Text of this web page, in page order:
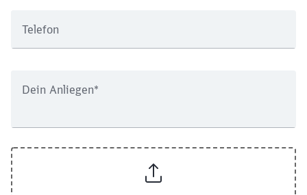
Telefon
Dein Anliegen*
weitergeleitet